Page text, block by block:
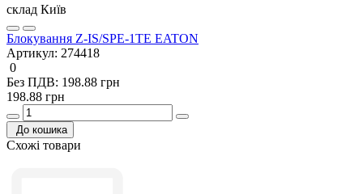
склад Київ
Блокування Z-IS/SPE-1TE EATON
Артикул: 274418
0
Без ПДВ: 198.88 грн
198.88 грн
До кошика
Схожі товари